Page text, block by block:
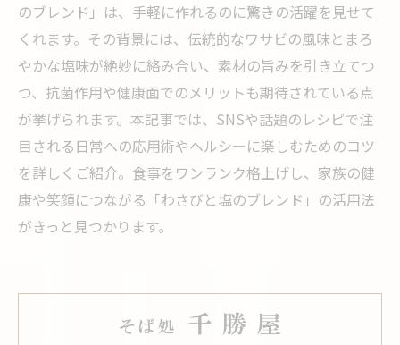
のブレンド」は、手軽に作れるのに驚きの活躍を見せて
くれます。その背景には、伝統的なワサビの風味とまろ
やかな塩味が絶妙に絡み合い、素材の旨みを引き立てつ
つ、抗菌作用や健康面でのメリットも期待されている点
が挙げられます。本記事では、SNSや話題のレシピで注
目される日常への応用術やヘルシーに楽しむためのコツ
を詳しくご紹介。食事をワンランク格上げし、家族の健
康や笑顔につながる「わさびと塩のブレンド」の活用法
がきっと見つかります。